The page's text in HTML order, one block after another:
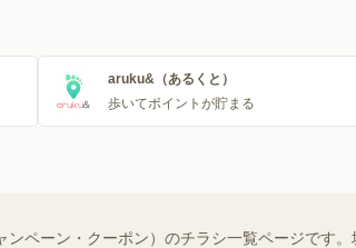
aruku&（あるくと）
歩いてポイントが貯まる
ペーン・クーポン）のチラシ一覧ページです